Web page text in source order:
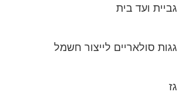
גביית ועד בית
גגות סולאריים לייצור חשמל
גז